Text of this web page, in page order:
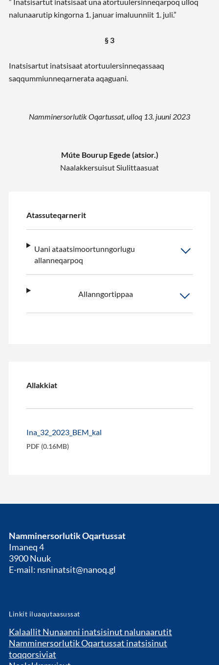
nalunaarutip kingorna 1. januar imaluunniit 1. juli.”
§ 3
Inatsisartut inatsisaat atortuulersinneqassaaq
saqqummiunneqarnerata aqaguani.
Namminersorlutik Oqartussat, ulloq 13. juuni 2023
Múte Bourup Egede (atsior.)
Naalakkersuisut Siulittaasuat
Atassuteqarnerit
Uani ataatsimoortunngorlugu
allanneqarpoq
Allanngortippaa
Allakkiat
Ina_32_2023_BEM_kal
PDF (0.16MB)
Namminersorlutik Oqartussat
Imaneq 4
3900 Nuuk
E-mail: nsninatsit@nanoq.gl
Linkit iluaqutaasussat
Kalaallit Nunaanni inatsisinut nalunaarutit
Namminersorlutik Oqartussat inatsisinut
toqqorsiviat